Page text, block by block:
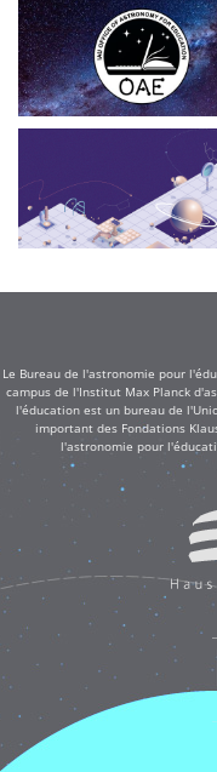
Le Bureau de l'astronomie pour
campus de l'Institut Max Planck
l'éducation est un bureau de
important des Fondations
l'astronomie pour